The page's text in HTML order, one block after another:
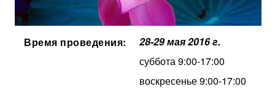
Время проведения:
28-29 мая 2016 г.
суббота 9:00-17:00
воскресенье 9:00-17:00